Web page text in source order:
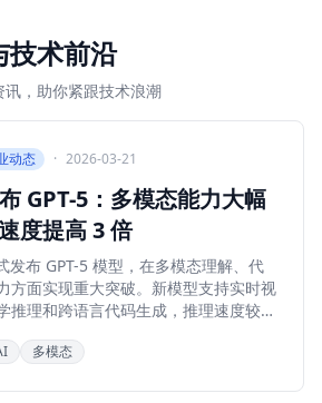
术前沿
，助你紧跟技术浪潮
动态 · 2026-03-21
GPT-5：多模态能力大幅
度提高 3 倍
发布 GPT-5 模型，在多模态理解、代
方面实现重大突破。新模型支持实时视
推理和跨语言代码生成，推理速度较
多模态